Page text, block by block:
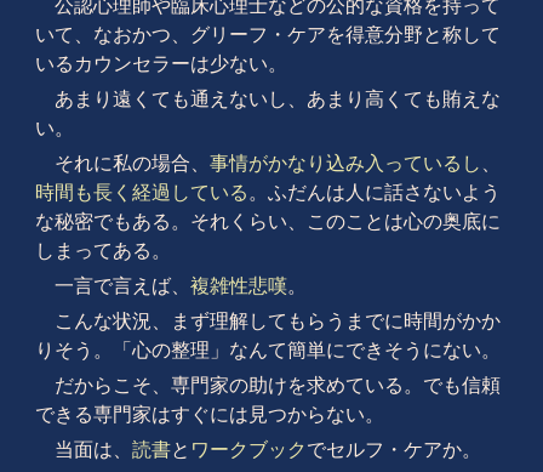
公認心理師や臨床心理士などの公的な資格を持って
いて、なおかつ、グリーフ・ケアを得意分野と称して
いるカウンセラーは少ない。
あまり遠くても通えないし、あまり高くても賄えな
い。
それに私の場合、 事情がかなり込み入っているし
時間も長く経過している 。ふだんは人に話さないよう
な秘密でもある。それくらい、このことは心の奥底に
しまってある。
一言で言えば、 複雑性悲嘆。
こんな状況、まず理解してもらうまでに時間がかか
りそう。「心の整理」なんて簡単にできそうにない。
だからこそ、専門家の助けを求めている。でも信頼
できる専門家はすぐには見つからない。
当面は、 読書と ワークブック でセルフ・ケアか。